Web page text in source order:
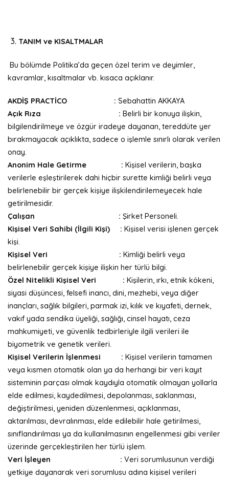
TANIM ve KISALTMALAR
Bu bölümde Politika’da geçen özel terim ve deyimler,
kavramlar, kısaltmalar vb. kısaca açıklanır.
AKDİŞ PRACTİCO : Sebahattin AKKAYA
Açık Rıza : Belirli bir konuya ilişkin,
bilgilendirilmeye ve özgür iradeye dayanan, tereddüte yer
bırakmayacak açıklıkta, sadece o işlemle sınırlı olarak verilen
onay.
Anonim Hale Getirme : Kişisel verilerin, başka
verilerle eşleştirilerek dahi hiçbir surette kimliği belirli veya
belirlenebilir bir gerçek kişiye ilişkilendirilemeyecek hale
getirilmesidir.
Çalışan : Şirket Personeli.
Kişisel Veri Sahibi (İlgili Kişi) : Kişisel verisi işlenen gerçek
kişi.
Kişisel Veri : Kimliği belirli veya
belirlenebilir gerçek kişiye ilişkin her türlü bilgi.
Özel Nitelikli Kişisel Veri : Kişilerin, ırkı, etnik kökeni,
siyasi düşüncesi, felsefi inancı, dini, mezhebi, veya diğer
inançları, sağlık bilgileri, parmak izi, kılık ve kıyafeti, dernek,
vakıf yada sendika üyeliği, sağlığı, cinsel hayatı, ceza
mahkumiyeti, ve güvenlik tedbirleriyle ilgili verileri ile
biyometrik ve genetik verileri.
Kişisel Verilerin İşlenmesi : Kişisel verilerin tamamen
veya kısmen otomatik olan ya da herhangi bir veri kayıt
sisteminin parçası olmak kaydıyla otomatik olmayan yollarla
elde edilmesi, kaydedilmesi, depolanması, saklanması,
değiştirilmesi, yeniden düzenlenmesi, açıklanması,
aktarılması, devralınması, elde edilebilir hale getirilmesi,
sınıflandırılması ya da kullanılmasının engellenmesi gibi veriler
üzerinde gerçekleştirilen her türlü işlem.
Veri İşleyen : Veri sorumlusunun verdiği
yetkiye dayanarak veri sorumlusu adına kişisel verileri